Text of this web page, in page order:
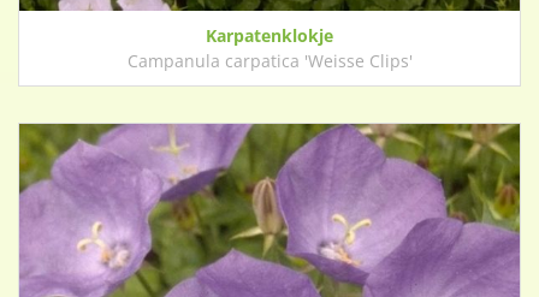
Karpatenklokje
Campanula carpatica 'Weisse Clips'